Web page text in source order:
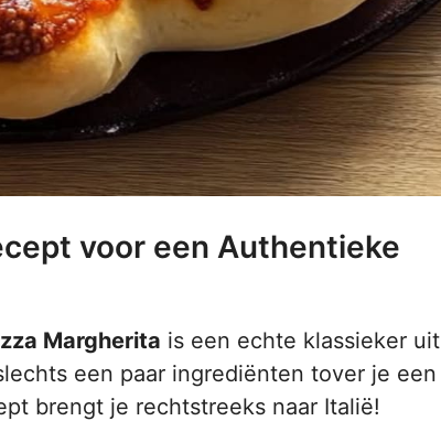
voor een Authentieke
Margherita is een echte klassieker uit
een paar ingrediënten tover je een
brengt je rechtstreeks naar Italië!